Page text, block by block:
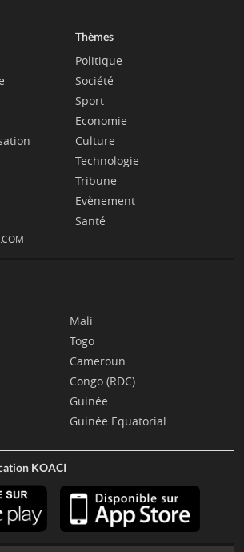
Thèmes
Politique
Société
Sport
Economie
Culture
Technologie
Tribune
Evènement
Santé
Mali
Togo
Cameroun
Congo (RDC)
Guinée
Guinée Equatorial
KOACI